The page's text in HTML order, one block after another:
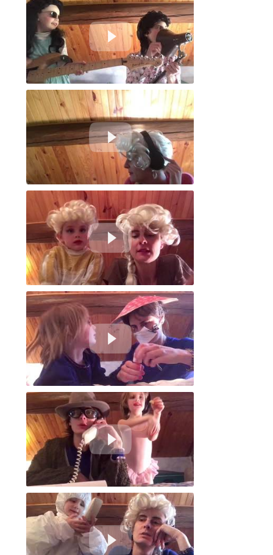
Le 19 - No Festivals
Quelle confinée êtes vous ?
Nail shop open
Le 19 - Éducation Nationale